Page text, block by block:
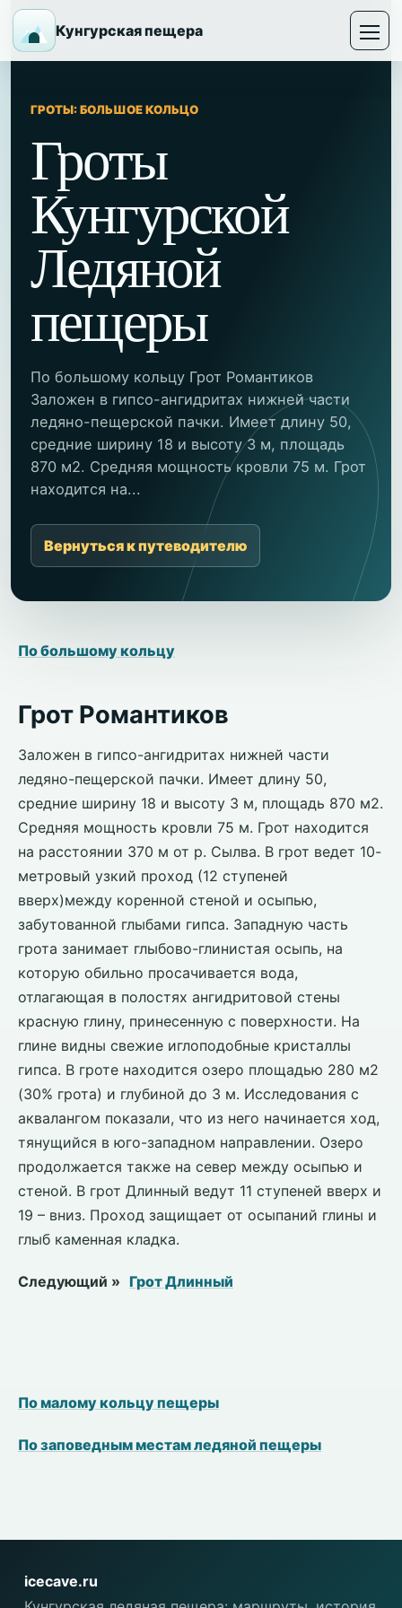
Кунгурская пещера
ГРОТЫ: БОЛЬШОЕ КОЛЬЦО
Гроты
Кунгурской
Ледяной
пещеры
По большому кольцу Грот Романтиков
Заложен в гипсо-ангидритах нижней части
ледяно-пещерской пачки. Имеет длину 50,
средние ширину 18 и высоту 3 м, площадь
870 м2. Средняя мощность кровли 75 м. Грот
находится на...
Вернуться к путеводителю
По большому кольцу
Грот Романтиков
Заложен в гипсо-ангидритах нижней части
ледяно-пещерской пачки. Имеет длину 50,
средние ширину 18 и высоту 3 м, площадь 870 м2.
Средняя мощность кровли 75 м. Грот находится
на расстоянии 370 м от р. Сылва. В грот ведет 10-
метровый узкий проход (12 ступеней
вверх)между коренной стеной и осыпью,
забутованной глыбами гипса. Западную часть
грота занимает глыбово-глинистая осыпь, на
которую обильно просачивается вода,
отлагающая в полостях ангидритовой стены
красную глину, принесенную с поверхности. На
глине видны свежие иглоподобные кристаллы
гипса. В гроте находится озеро площадью 280 м2
(30% грота) и глубиной до 3 м. Исследования с
аквалангом показали, что из него начинается ход,
тянущийся в юго-западном направлении. Озеро
продолжается также на север между осыпью и
стеной. В грот Длинный ведут 11 ступеней вверх и
19 – вниз. Проход защищает от осыпаний глины и
глыб каменная кладка.
Следующий » Грот Длинный
По малому кольцу пещеры
По заповедным местам ледяной пещеры
icecave.ru